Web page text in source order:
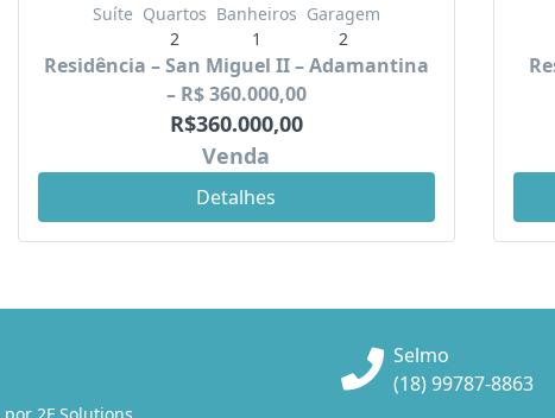
Suíte Quartos
2
Banheiros
1
Garagem
2
Residência – San Miguel II – Adamantina
– R$ 360.000,00
R$360.000,00
Venda
Detalhes
Selmo
(18) 99787-8863